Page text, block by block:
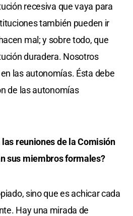
recesiva que vaya para
también pueden ir
mal; y sobre todo, que
duradera. Nosotros
las autonomías. Ésta debe
de las autonomías
reuniones de la Comisión
sus miembros formales?
sino que es achicar cada
Hay una mirada de